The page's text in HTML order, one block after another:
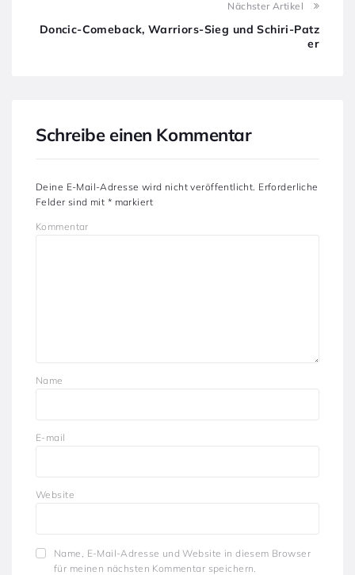
Nächster Artikel
Doncic-Comeback, Warriors-Sieg und Schiri-Patz
er
Schreibe einen Kommentar
Deine E-Mail-Adresse wird nicht veröffentlicht. Erforderliche
Felder sind mit * markiert
Kommentar
Name
E-mail
Website
Name, E-Mail-Adresse und Website in diesem Browser
für meinen nächsten Kommentar speichern.